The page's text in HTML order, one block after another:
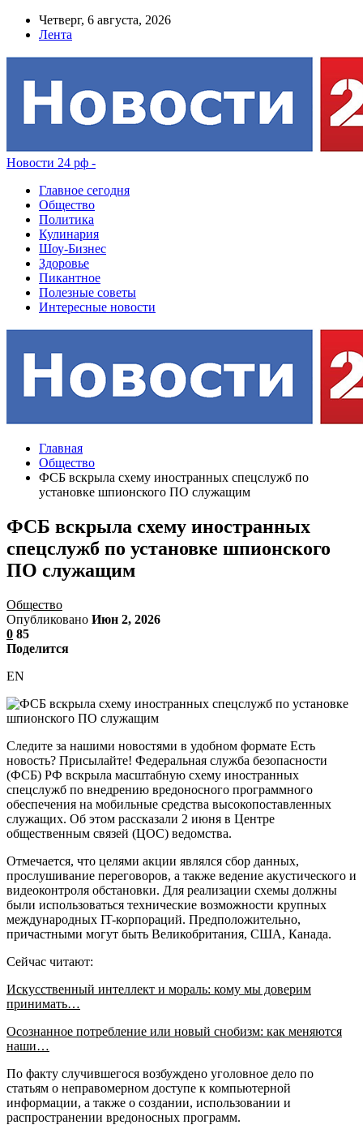
Четверг, 6 августа, 2026
Лента
Новости 24 рф -
Главное сегодня
Общество
Политика
Кулинария
Шоу-Бизнес
Здоровье
Пикантное
Полезные советы
Интересные новости
Главная
Общество
ФСБ вскрыла схему иностранных спецслужб по
установке шпионского ПО служащим
ФСБ вскрыла схему иностранных
спецслужб по установке шпионского
ПО служащим
Общество
Опубликовано Июн 2, 2026
0 85
Поделится
EN
Следите за нашими новостями в удобном формате Есть
новость? Присылайте! Федеральная служба безопасности
(ФСБ) РФ вскрыла масштабную схему иностранных
спецслужб по внедрению вредоносного программного
обеспечения на мобильные средства высокопоставленных
служащих. Об этом рассказали 2 июня в Центре
общественным связей (ЦОС) ведомства.
Отмечается, что целями акции являлся сбор данных,
прослушивание переговоров, а также ведение акустического и
видеоконтроля обстановки. Для реализации схемы должны
были использоваться технические возможности крупных
международных IT-корпораций. Предположительно,
причастными могут быть Великобритания, США, Канада.
Сейчас читают:
Искусственный интеллект и мораль: кому мы доверим
принимать…
Осознанное потребление или новый снобизм: как меняются
наши…
По факту случившегося возбуждено уголовное дело по
статьям о неправомерном доступе к компьютерной
информации, а также о создании, использовании и
распространении вредоносных программ.